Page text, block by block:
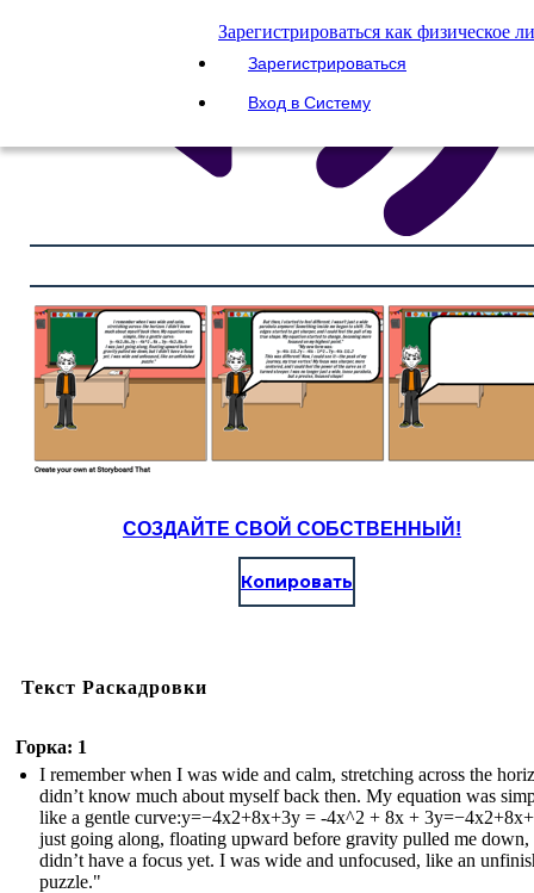
Зарегистрироваться как физическое
Зарегистрироваться
Вход в Систему
СОЗДАЙТЕ СВОЙ СОБСТВЕННЫЙ!
Копировать
Текст Раскадровки
Горка: 1
I remember when I was wide and calm, stretching across the
didn’t know much about myself back then. My equation was
like a gentle curve:y=−4x2+8x+3y = -4x^2 + 8x +
just going along, floating upward before gravity pulled me down,
didn’t have a focus yet. I was wide and unfocused, like an
puzzle."